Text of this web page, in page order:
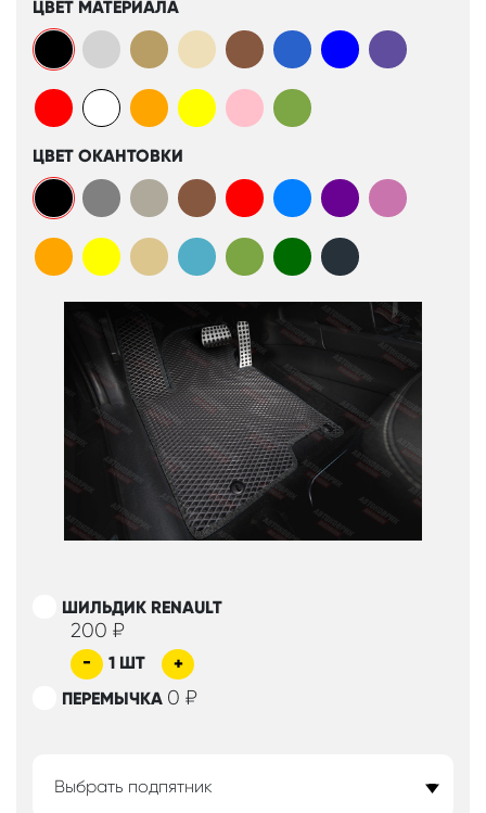
ЦВЕТ МАТЕРИАЛА
ЦВЕТ ОКАНТОВКИ
ШИЛЬДИК RENAULT
200 ₽
- 1 ШТ
+
ПЕРЕМЫЧКА 0 ₽
Выбрать подпятник